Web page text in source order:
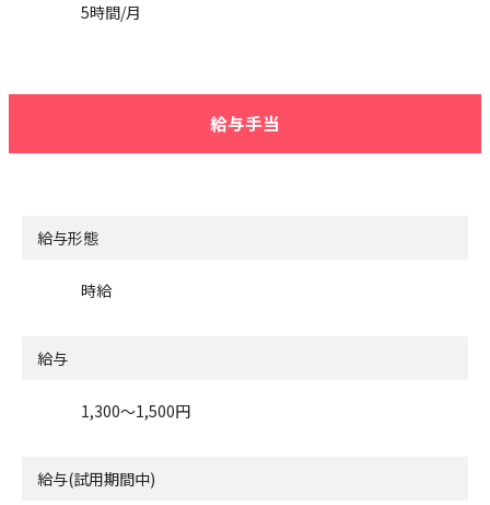
5時間/月
給与手当
給与形態
時給
給与
1,300〜1,500円
給与(試用期間中)